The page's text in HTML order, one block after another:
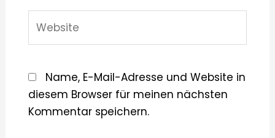
Name, E-Mail-Adresse und Website in
diesem Browser für meinen nächsten
Kommentar speichern.